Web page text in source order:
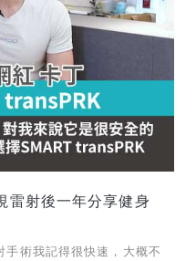
雷射後一年分享健身
術我記得很快速，大概不